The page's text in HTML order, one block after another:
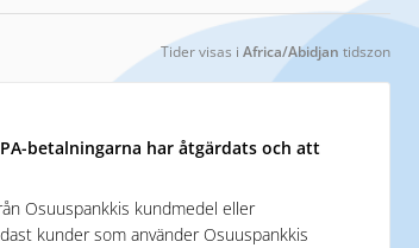
Tider visas i Africa/Abidjan tidszon
betalningarna har åtgärdats och att
Osuuspankkis kundmedel eller
kunder som använder Osuuspankkis